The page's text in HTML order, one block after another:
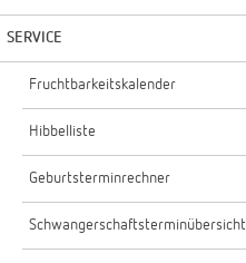
SERVICE
Fruchtbarkeitskalender
Hibbelliste
Geburtsterminrechner
Schwangerschaftsterminübersicht